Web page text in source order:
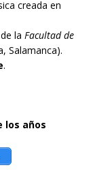
creada en
la Facultad de
Salamanca).
.
los años